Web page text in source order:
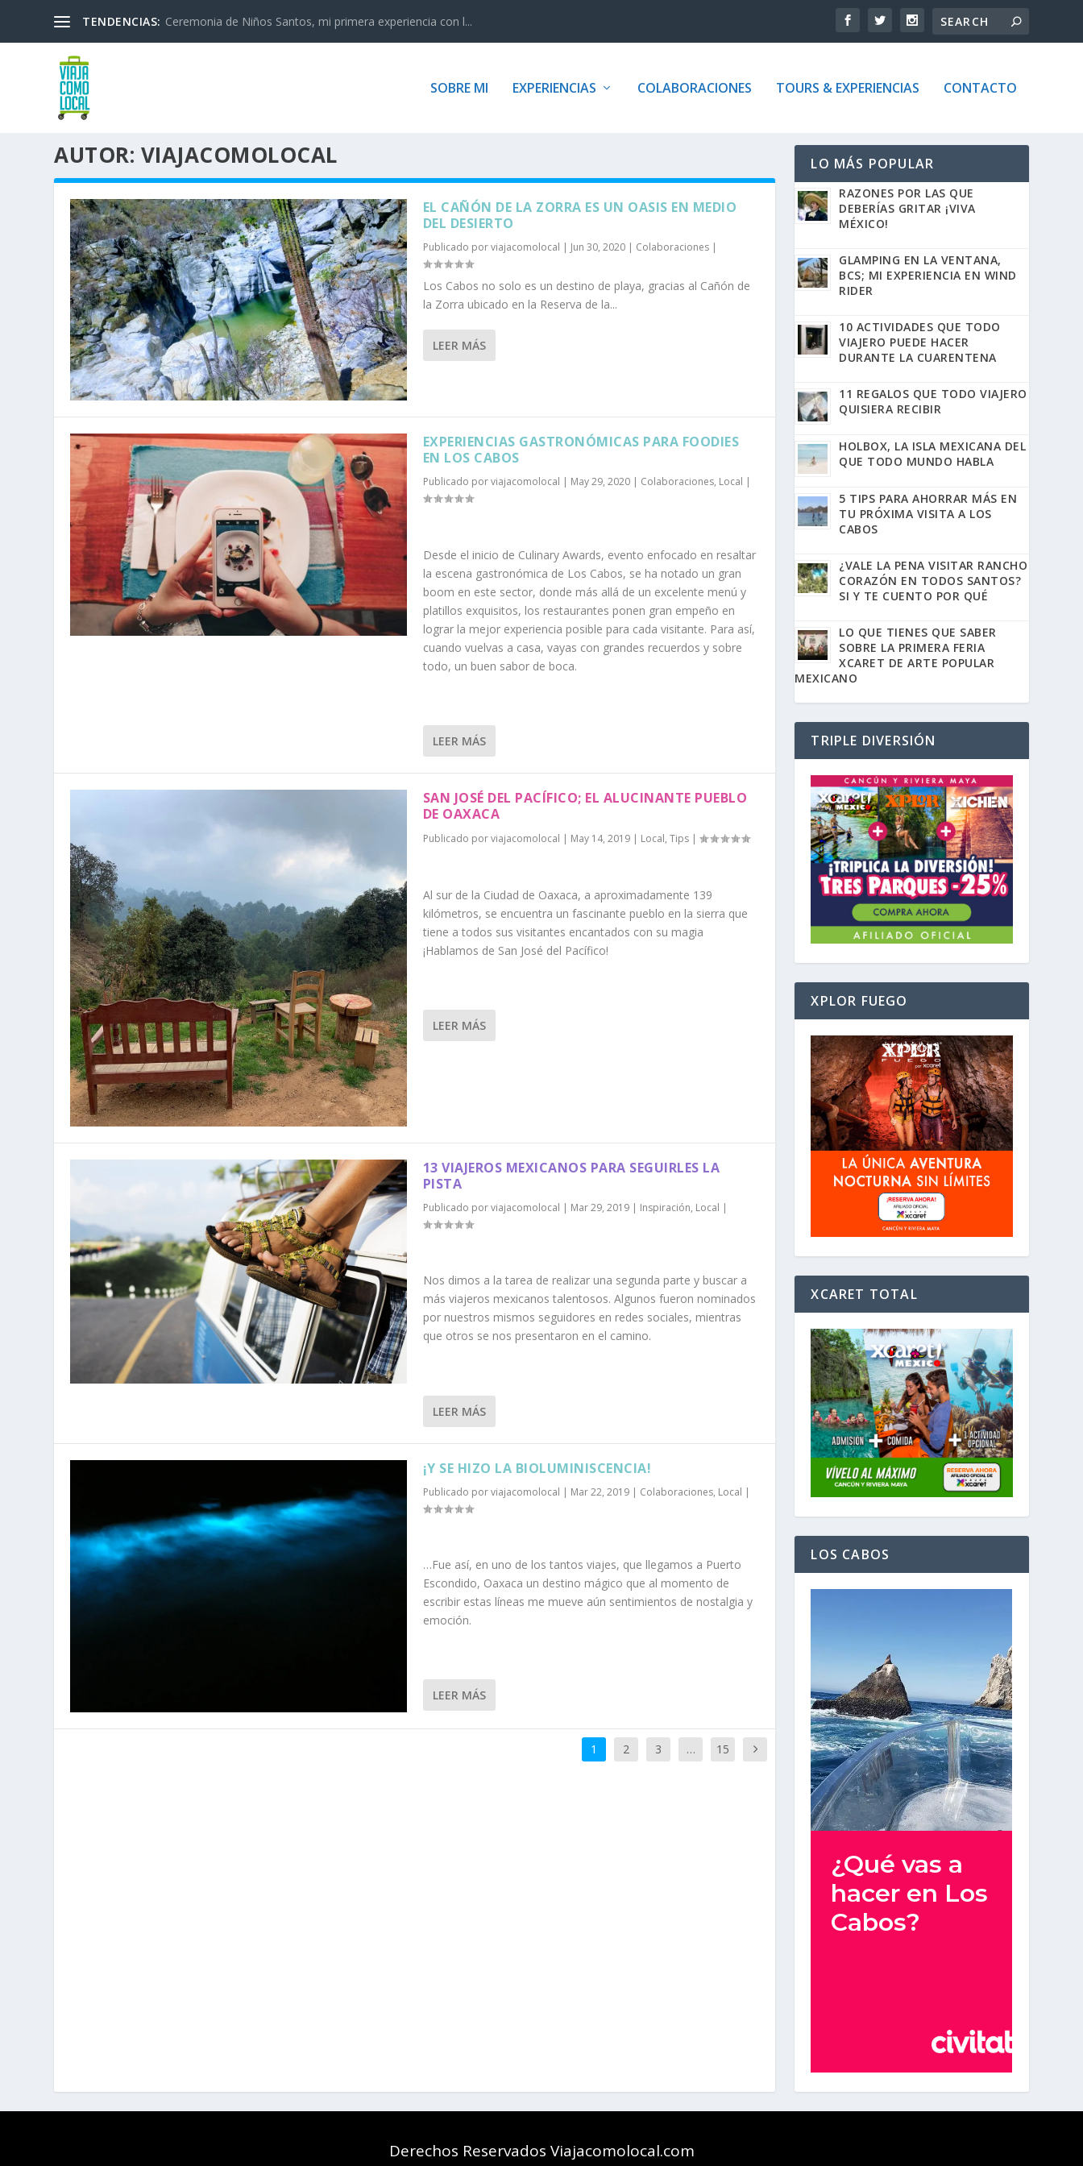
TENDENCIAS: Ceremonia de Niños Santos, mi primera experiencia con l...
SOBRE MI EXPERIENCIAS COLABORACIONES TOURS & EXPERIENCIAS CONTACTO
AUTOR: VIAJACOMOLOCAL
EL CAÑÓN DE LA ZORRA ES UN OASIS EN MEDIO
DEL DESIERTO
Publicado porviajacomolocal | Jun 30, 2020| Colaboraciones|
Los Cabos no solo es un destino de playa, gracias al Cañón de
la Zorra ubicado en la Reserva de la...
LEER MÁS
EXPERIENCIAS GASTRONÓMICAS PARA FOODIES
EN LOS CABOS
Publicado porviajacomolocal | May 29, 2020| Colaboraciones, Local |
Desde el inicio de Culinary Awards, evento enfocado en resaltar
la escena gastronómica de Los Cabos, se ha notado un gran
boom en este sector, donde más allá de un excelente menú y
platillos exquisitos, los restaurantes ponen gran empeño en
lograr la mejor experiencia posible para cada visitante. Para así,
cuando vuelvas a casa, vayas con grandes recuerdos y sobre
todo, un buen sabor de boca.
LEER MÁS
SAN JOSÉ DEL PACÍFICO; EL ALUCINANTE PUEBLO
DE OAXACA
Publicado porviajacomolocal | May 14, 2019| Local, Tips|
Al sur de la Ciudad de Oaxaca, a aproximadamente 139
kilómetros, se encuentra un fascinante pueblo en la sierra que
tiene a todos sus visitantes encantados con su magia
¡Hablamos de San José del Pacífico!
LEER MÁS
13 VIAJEROS MEXICANOS PARA SEGUIRLES LA
PISTA
Publicado porviajacomolocal | Mar 29, 2019| Inspiración, Local |
Nos dimos a la tarea de realizar una segunda parte y buscar a
más viajeros mexicanos talentosos. Algunos fueron nominados
por nuestros mismos seguidores en redes sociales, mientras
que otros se nos presentaron en el camino.
LEER MÁS
¡Y SE HIZO LA BIOLUMINISCENCIA!
Publicado porviajacomolocal | Mar 22, 2019| Colaboraciones, Local |
…Fue así, en uno de los tantos viajes, que llegamos a Puerto
Escondido, Oaxaca un destino mágico que al momento de
escribir estas líneas me mueve aún sentimientos de nostalgia y
emoción.
LEER MÁS
1 2 3 … 15
LO MÁS POPULAR
RAZONES POR LAS QUE
DEBERÍAS GRITAR ¡VIVA
MÉXICO!
GLAMPING EN LA VENTANA,
BCS; MI EXPERIENCIA EN WIND
RIDER
10 ACTIVIDADES QUE TODO
VIAJERO PUEDE HACER
DURANTE LA CUARENTENA
11 REGALOS QUE TODO VIAJERO
QUISIERA RECIBIR
HOLBOX, LA ISLA MEXICANA DEL
QUE TODO MUNDO HABLA
5 TIPS PARA AHORRAR MÁS EN
TU PRÓXIMA VISITA A LOS
CABOS
¿VALE LA PENA VISITAR RANCHO
CORAZÓN EN TODOS SANTOS?
SI Y TE CUENTO POR QUÉ
LO QUE TIENES QUE SABER
SOBRE LA PRIMERA FERIA
XCARET DE ARTE POPULAR
MEXICANO
TRIPLE DIVERSIÓN
XPLOR FUEGO
XCARET TOTAL
LOS CABOS
Derechos Reservados Viajacomolocal.com